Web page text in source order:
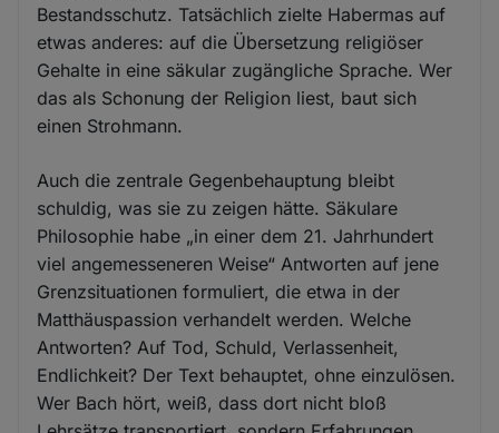
Bestandsschutz. Tatsächlich zielte Habermas auf
etwas anderes: auf die Übersetzung religiöser
Gehalte in eine säkular zugängliche Sprache. Wer
das als Schonung der Religion liest, baut sich
einen Strohmann.
Auch die zentrale Gegenbehauptung bleibt
schuldig, was sie zu zeigen hätte. Säkulare
Philosophie habe „in einer dem 21. Jahrhundert
viel angemesseneren Weise“ Antworten auf jene
Grenzsituationen formuliert, die etwa in der
Matthäuspassion verhandelt werden. Welche
Antworten? Auf Tod, Schuld, Verlassenheit,
Endlichkeit? Der Text behauptet, ohne einzulösen.
Wer Bach hört, weiß, dass dort nicht bloß